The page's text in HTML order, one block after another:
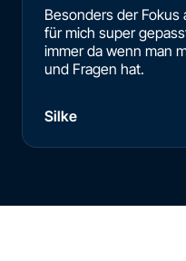
Besonders der Fokus
für mich super
immer da wenn man
und Fragen hat.
Silke